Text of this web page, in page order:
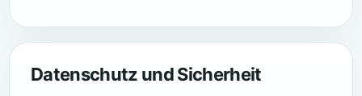
Datenschutz und Sicherheit